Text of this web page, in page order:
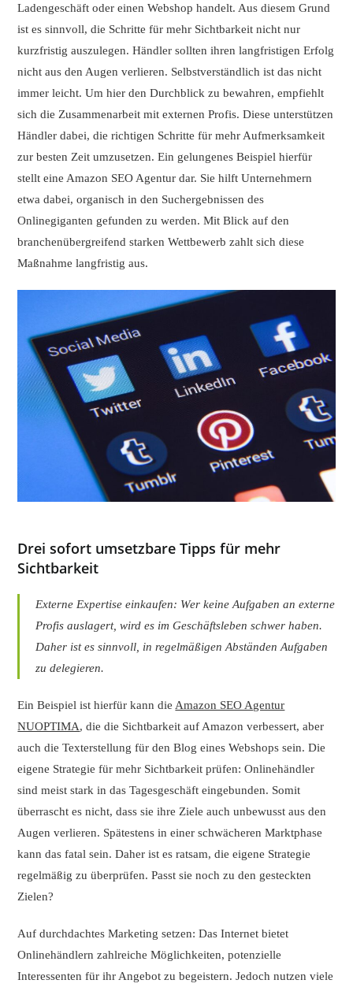
Ladengeschäft oder einen Webshop handelt. Aus diesem Grund
ist es sinnvoll, die Schritte für mehr Sichtbarkeit nicht nur
kurzfristig auszulegen. Händler sollten ihren langfristigen Erfolg
nicht aus den Augen verlieren. Selbstverständlich ist das nicht
immer leicht. Um hier den Durchblick zu bewahren, empfiehlt
sich die Zusammenarbeit mit externen Profis. Diese unterstützen
Händler dabei, die richtigen Schritte für mehr Aufmerksamkeit
zur besten Zeit umzusetzen. Ein gelungenes Beispiel hierfür
stellt eine Amazon SEO Agentur dar. Sie hilft Unternehmern
etwa dabei, organisch in den Suchergebnissen des
Onlinegiganten gefunden zu werden. Mit Blick auf den
branchenübergreifend starken Wettbewerb zahlt sich diese
Maßnahme langfristig aus.
Drei sofort umsetzbare Tipps für mehr
Sichtbarkeit
Externe Expertise einkaufen: Wer keine Aufgaben an externe
Profis auslagert, wird es im Geschäftsleben schwer haben.
Daher ist es sinnvoll, in regelmäßigen Abständen Aufgaben
zu delegieren.
Ein Beispiel ist hierfür kann die Amazon SEO Agentur
NUOPTIMA, die die Sichtbarkeit auf Amazon verbessert, aber
auch die Texterstellung für den Blog eines Webshops sein. Die
eigene Strategie für mehr Sichtbarkeit prüfen: Onlinehändler
sind meist stark in das Tagesgeschäft eingebunden. Somit
überrascht es nicht, dass sie ihre Ziele auch unbewusst aus den
Augen verlieren. Spätestens in einer schwächeren Marktphase
kann das fatal sein. Daher ist es ratsam, die eigene Strategie
regelmäßig zu überprüfen. Passt sie noch zu den gesteckten
Zielen?
Auf durchdachtes Marketing setzen: Das Internet bietet
Onlinehändlern zahlreiche Möglichkeiten, potenzielle
Interessenten für ihr Angebot zu begeistern. Jedoch nutzen viele